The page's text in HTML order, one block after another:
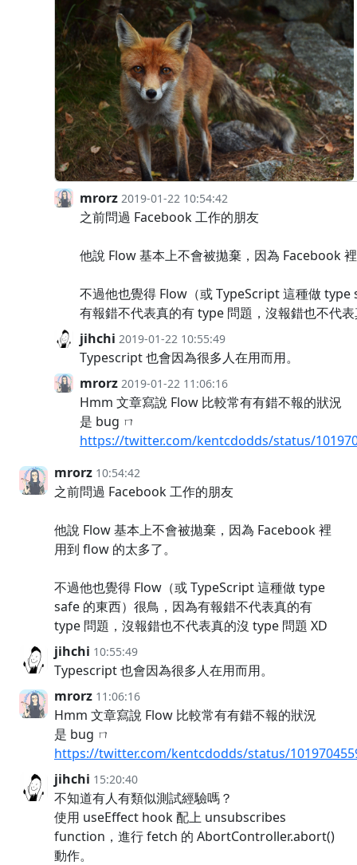
mrorz 2019-01-22 10:54:42
之前問過 Facebook 工作的朋友
他說 Flow 基本上不會被拋棄，因為 Facebook
不過他也覺得 Flow（或 TypeScript 這種做 type
有報錯不代表真的有 type 問題，沒報錯也不代
jihchi 2019-01-22 10:55:49
Typescript 也會因為很多人在用而用。
mrorz 2019-01-22 11:06:16
Hmm 文章寫說 Flow 比較常有有錯不報的狀況
是 bug ㄇ
https://twitter.com/kentcdodds/status/
mrorz 10:54:42
之前問過 Facebook 工作的朋友
他說 Flow 基本上不會被拋棄，因為 Facebook 裡
用到 flow 的太多了。
不過他也覺得 Flow（或 TypeScript 這種做 type
safe 的東西）很鳥，因為有報錯不代表真的有
type 問題，沒報錯也不代表真的沒 type 問題 XD
jihchi 10:55:49
Typescript 也會因為很多人在用而用。
mrorz 11:06:16
Hmm 文章寫說 Flow 比較常有有錯不報的狀況
是 bug ㄇ
https://twitter.com/kentcdodds/status/
jihchi 15:20:40
不知道有人有類似測試經驗嗎？
使用 useEffect hook 配上 unsubscribes
function，進行 fetch 的 AbortController.abort()
動作。